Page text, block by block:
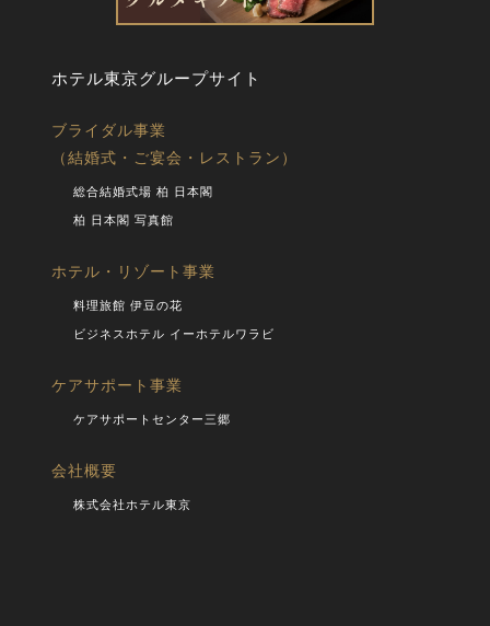
ホテル東京グループサイト
ブライダル事業
（結婚式・ご宴会・レストラン）
総合結婚式場 柏 日本閣
柏 日本閣 写真館
ホテル・リゾート事業
料理旅館 伊豆の花
ビジネスホテル イーホテルワラビ
ケアサポート事業
ケアサポートセンター三郷
会社概要
株式会社ホテル東京